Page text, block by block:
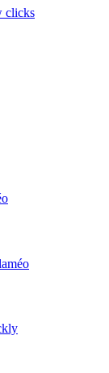
clicks